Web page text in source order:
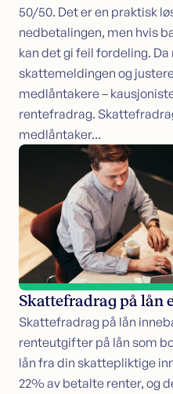
50/50. Det er en praktisk
nedbetalingen, men hvis
kan det gi feil fordeling. Da
skattemeldingen og
medlåntakere –
rentefradrag.
medlåntaker...
Skattefradrag på lån
Skattefradrag på lån
renteutgifter på lån som
lån fra din skattepliktige
22% av betalte renter, og